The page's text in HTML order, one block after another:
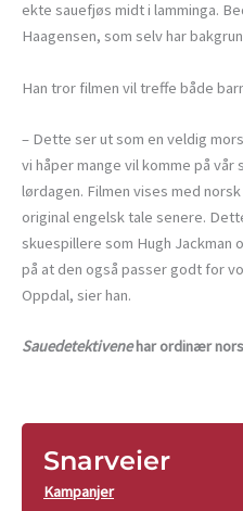
ekte sauefjøs midt i lamminga.
Haagensen, som selv har
Han tror filmen vil treffe både
– Dette ser ut som en veldig
vi håper mange vil komme på
lørdagen. Filmen vises med
original engelsk tale senere.
skuespillere som Hugh Jackman
på at den også passer godt for
Oppdal, sier han.
Sauedetektivenehar ordinær
Snarveier
Kampanjer